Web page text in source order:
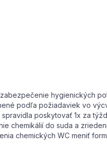
hygienických
podľa požiadaviek vo
poskytovať 1x za
chemikálií do suda a
chemických WC meniť